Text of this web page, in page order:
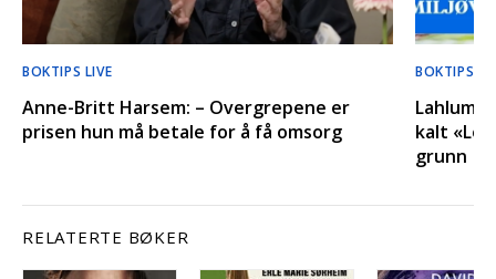
BOKTIPS LIVE
Anne-Britt Harsem: – Overgrepene er
prisen hun må betale for å få omsorg
BOKTIPS
Lahlum
kalt
grunn
RELATERTE BØKER